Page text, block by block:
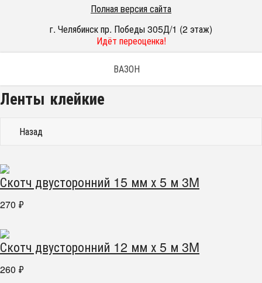
Полная версия сайта
г. Челябинск пр. Победы 305Д/1 (2 этаж)
Идёт переоценка!
ВАЗОН
Ленты клейкие
Назад
Скотч двусторонний 15 мм х 5 м 3M
270 ₽
Скотч двусторонний 12 мм х 5 м 3M
260 ₽